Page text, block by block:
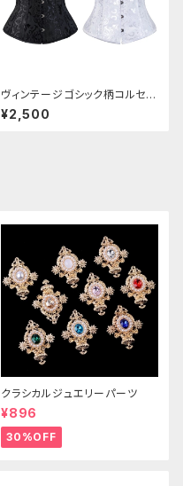
ヴィンテージゴシック柄コルセッ
ト
¥2,500
クラシカルジュエリーパーツ
¥896
30%OFF